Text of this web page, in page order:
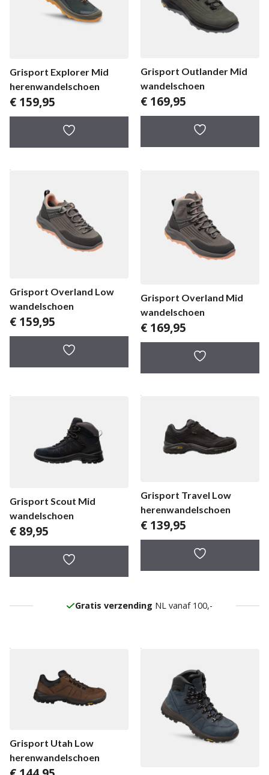
Grisport Explorer Mid
herenwandelschoen
€ 159,95
Grisport Outlander Mid
wandelschoen
€ 169,95
Grisport Overland Low
wandelschoen
€ 159,95
Grisport Overland Mid
wandelschoen
€ 169,95
Grisport Scout Mid
wandelschoen
€ 89,95
Grisport Travel Low
herenwandelschoen
€ 139,95
Gratis verzending NL vanaf 100,-
Grisport Utah Low
herenwandelschoen